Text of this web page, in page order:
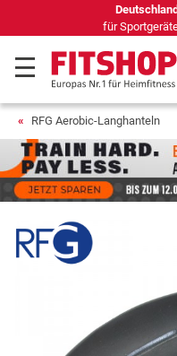
für
RFG Aerobic-Langhanteln